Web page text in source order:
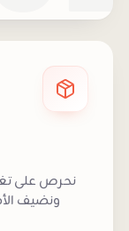
نحرص على
ونضيف